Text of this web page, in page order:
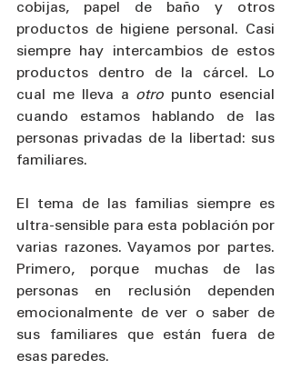
cobijas, papel de baño y otros
productos de higiene personal. Casi
siempre hay intercambios de estos
productos dentro de la cárcel. Lo
cual me lleva a otro punto esencial
cuando estamos hablando de las
personas privadas de la libertad: sus
familiares.
El tema de las familias siempre es
ultra-sensible para esta población por
varias razones. Vayamos por partes.
Primero, porque muchas de las
personas en reclusión dependen
emocionalmente de ver o saber de
sus familiares que están fuera de
esas paredes.